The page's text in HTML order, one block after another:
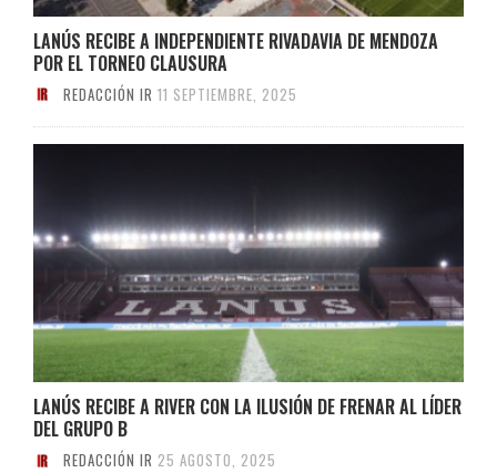
LANÚS RECIBE A INDEPENDIENTE RIVADAVIA DE MENDOZA
POR EL TORNEO CLAUSURA
REDACCIÓN IR 11 SEPTIEMBRE, 2025
LANÚS RECIBE A RIVER CON LA ILUSIÓN DE FRENAR AL LÍDER
DEL GRUPO B
REDACCIÓN IR 25 AGOSTO, 2025